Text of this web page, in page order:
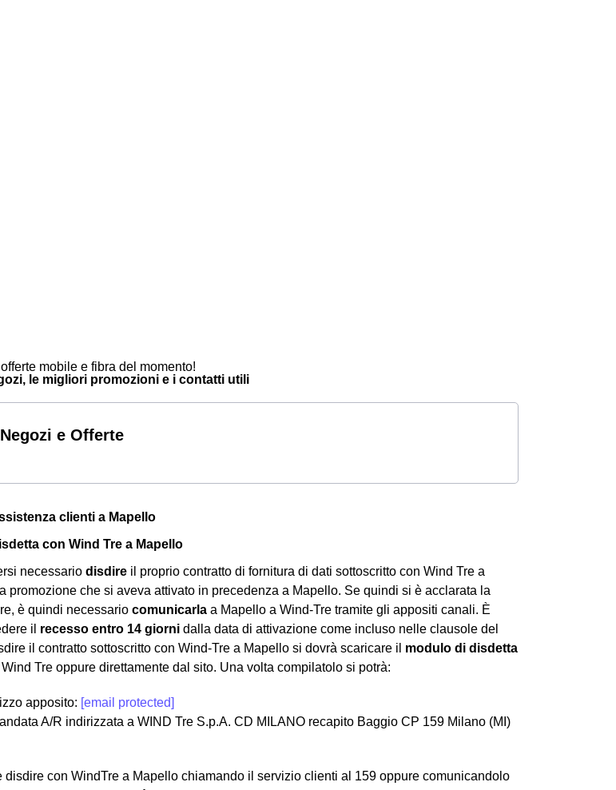
mobile e fibra del momento!
le migliori promozioni e i contatti utili
e Offerte
clienti a Mapello
con Wind Tre a Mapello
necessario disdire il proprio contratto di fornitura di dati sottoscritto con Wind Tre a
promozione che si aveva attivato in precedenza a Mapello. Se quindi si è acclarata la
è quindi necessario comunicarla a Mapello a Wind-Tre tramite gli appositi canali. È
il recesso entro 14 giorni dalla data di attivazione come incluso nelle clausole del
il contratto sottoscritto con Wind-Tre a Mapello si dovrà scaricare il modulo di disdetta
Tre oppure direttamente dal sito. Una volta compilatolo si potrà:
apposito: [email protected]
A/R indirizzata a WIND Tre S.p.A. CD MILANO recapito Baggio CP 159 Milano (MI)
disdire con WindTre a Mapello chiamando il servizio clienti al 159 oppure comunicandolo